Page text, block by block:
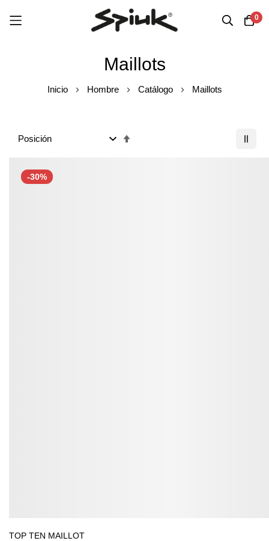
0
Maillots
Inicio Hombre Catálogo Maillots
-30%
TOP TEN MAILLOT